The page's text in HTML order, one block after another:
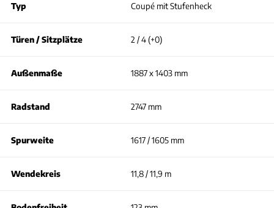
Typ Coupé mit Stufenheck
Türen / Sitzplätze 2 / 4 (+0)
Außenmaße 1887 x 1403 mm
Radstand 2747 mm
Spurweite 1617 / 1605 mm
Wendekreis 11,8 / 11,9 m